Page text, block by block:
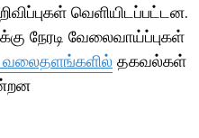
வெளியிடப்பட்டன.
நேரடி வேலைவாய்ப்புகள்
வலைதளங்களில் தகவல்கள்